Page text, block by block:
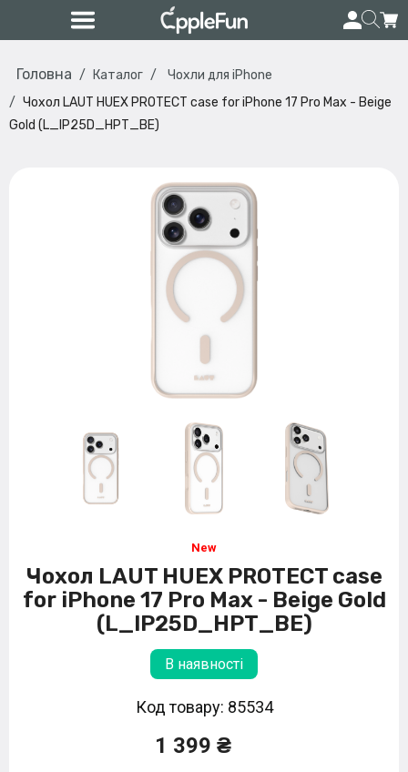
Головна Каталог
Чохли для iPhone
Чохол LAUT HUEX PROTECT case for iPhone 17 Pro Max - Beige
Gold (L_IP25D_HPT_BE)
Чохол LAUT HUEX PROTECT case
for iPhone 17 Pro Max - Beige Gold
(L_IP25D_HPT_BE)
В наявності
Код товару: 85534
1 399 ₴